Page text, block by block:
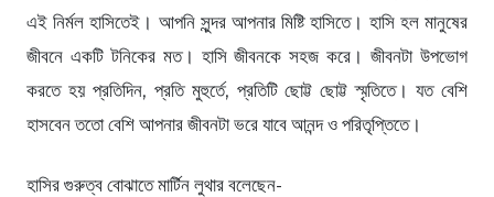
এই নির্মল হাসিতেই। আপনি সুন্দর আপনার মিষ্টি হাসিতে। হাসি হল মানুষের
জীবনে একটি টনিকের মত। হাসি জীবনকে সহজ করে। জীবনটা উপভোগ
করতে হয় প্রতিদিন, প্রতি মুহুর্তে, প্রতিটি ছোট্ট ছোট্ট স্মৃতিতে। যত বেশি
হাসবেন ততো বেশি আপনার জীবনটা ভরে যাবে আনন্দ ও পরিতৃপ্তিতে।
হাসির গুরুত্ব বোঝাতে মার্টিন লুথার বলেছেন-